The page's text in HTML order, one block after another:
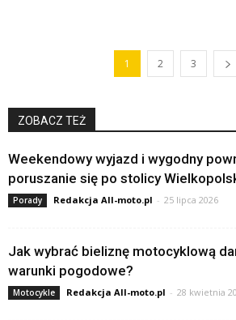
1 2 3
ZOBACZ TEŻ
Weekendowy wyjazd i wygodny
poruszanie się po stolicy
Porady Redakcja All-moto.pl - 25 lipca 2026
Jak wybrać bieliznę motocyklową
warunki pogodowe?
Motocykle Redakcja All-moto.pl - 28 kwietnia